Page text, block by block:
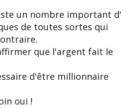
un nombre important d'
de toutes sortes qui
que l'argent fait le
d'être millionnaire
oui !